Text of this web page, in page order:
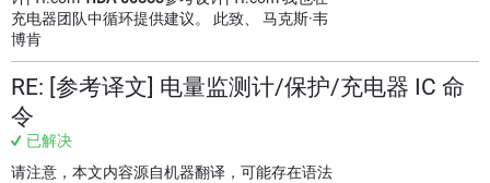
充电器团队中循环提供建议。 此致、 马克斯·韦
博肯
RE: [参考译文] 电量监测计/保护/充电器 IC 命
令
已解决
请注意，本文内容源自机器翻译，可能存在语法